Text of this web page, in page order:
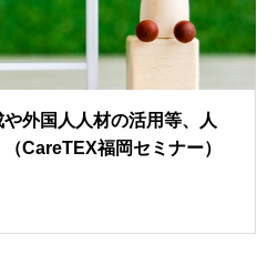
や外国人人材の活用等、人
CareTEX福岡セミナー）